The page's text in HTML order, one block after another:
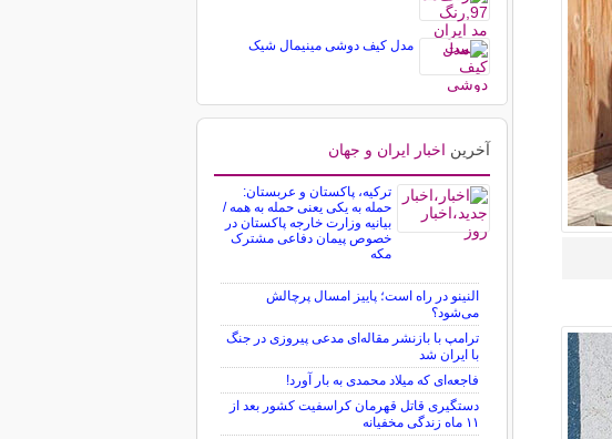
مدل کیف دوشی مینیمال شیک
آخرین اخبار ایران و جهان
ترکیه، پاکستان و عربستان:
حمله به یکی یعنی حمله به همه /
بیانیه وزارت خارجه پاکستان در
خصوص پیمان دفاعی مشترک
مکه
النینو در راه است؛ پاییز امسال پرچالش
می‌شود؟
ترامپ با بازنشر مقاله‌ای مدعی پیروزی در جنگ
با ایران شد
فاجعه‌ای که میلاد محمدی به بار آورد!
دستگیری قاتل قهرمان کراسفیت کشور بعد از
۱۱ ماه زندگی مخفیانه